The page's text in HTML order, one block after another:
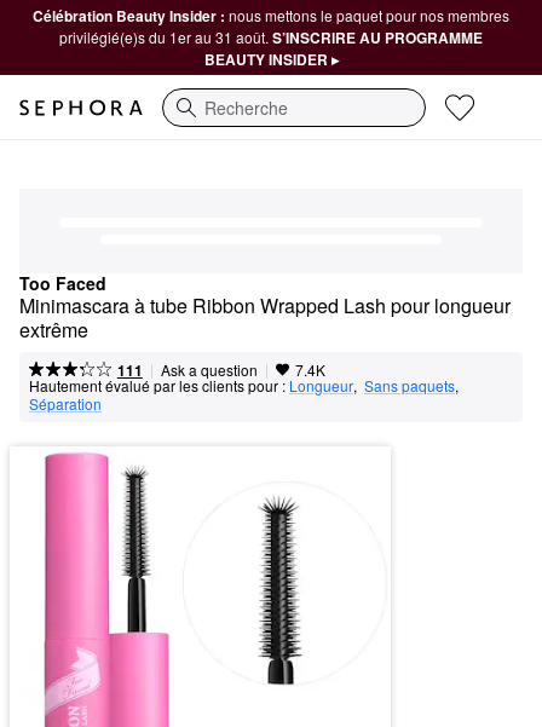
Célébration Beauty Insider : nous mettons le paquet pour nos membres
privilégié(e)s du 1er au 31 août. S’INSCRIRE AU PROGRAMME
BEAUTY INSIDER ▸
Recherche
Too Faced
Minimascara à tube Ribbon Wrapped Lash pour longueur
extrême
111 | Ask a question | 7.4K
Hautement évalué par les clients pour : Longueur, Sans paquets,
Séparation